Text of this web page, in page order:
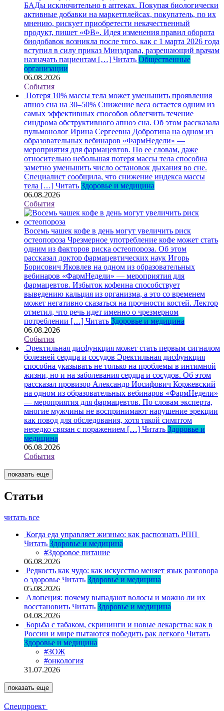
БАДы исключительно в аптеках. Покупая биологически
активные добавки на маркетплейсах, покупатель, по их
мнению, рискует приобретести некачественный
продукт, пишет «ФВ». Идея изменения правил оборота
биодобавок возникла после того, как с 1 марта 2026 года
вступил в силу приказ Минздрава, разрешающий врачам
назначать пациентам […] Читать Общественные
организации
06.08.2026
События
Потеря 10% массы тела может уменьшить проявления
апноэ сна на 30–50% Снижение веса остается одним из
самых эффективных способов облегчить течение
синдрома обструктивного апноэ сна. Об этом рассказала
пульмонолог Ирина Сергеевна Добротина на одном из
образовательных вебинаров «ФармНедели» —
мероприятия для фармацевтов. По ее словам, даже
относительно небольшая потеря массы тела способна
заметно уменьшить число остановок дыхания во сне.
Специалист сообщила, что снижение индекса массы
тела […] Читать Здоровье и медицина
06.08.2026
События
Восемь чашек кофе в день могут увеличить риск
остеопороза Чрезмерное употребление кофе может стать
одним из факторов риска остеопороза. Об этом
рассказал доктор фармацевтических наук Игорь
Борисович Яковлев на одном из образовательных
вебинаров «ФармНедели» — мероприятия для
фармацевтов. Избыток кофеина способствует
выведению кальция из организма, а это со временем
может негативно сказаться на прочности костей. Лектор
отметил, что речь идет именно о чрезмерном
потреблении […] Читать Здоровье и медицина
06.08.2026
События
Эректильная дисфункция может стать первым сигналом
болезней сердца и сосудов Эректильная дисфункция
способна указывать не только на проблемы в интимной
жизни, но и на заболевания сердца и сосудов. Об этом
рассказал провизор Александр Иосифович Коржевский
на одном из образовательных вебинаров «ФармНедели»
— мероприятия для фармацевтов. По словам эксперта,
многие мужчины не воспринимают нарушение эрекции
как повод для обследования, хотя такой симптом
нередко связан с поражением […] Читать Здоровье и
медицина
06.08.2026
События
показать еще
Статьи
читать все
Когда еда управляет жизнью: как распознать РПП
Читать Здоровье и медицина
#Здоровое питание
06.08.2026
Редкость как чудо: как искусство меняет язык разговора
о здоровье Читать Здоровье и медицина
05.08.2026
Алопеция: почему выпадают волосы и можно ли их
восстановить Читать Здоровье и медицина
04.08.2026
Борьба с табаком, скрининги и новые лекарства: как в
России и мире пытаются победить рак легкого Читать
Здоровье и медицина
#ЗОЖ
#онкология
31.07.2026
показать еще
Спецпроект